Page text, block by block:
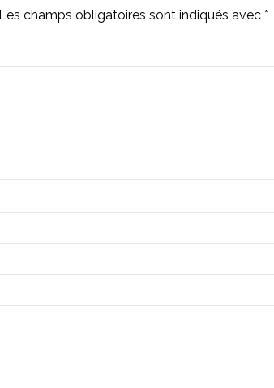
Les champs obligatoires sont indiqués avec *